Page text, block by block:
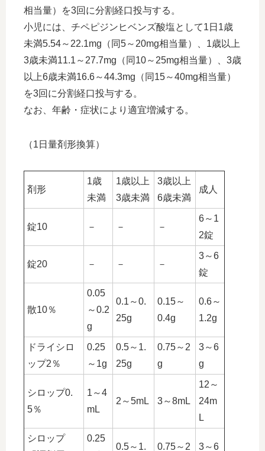
相当量）を3回に分割経口投与する。
小児には、チペピジンヒベンズ酸塩として1日1歳
未満5.54～22.1mg（同5～20mg相当量）、1歳以上
3歳未満11.1～27.7mg（同10～25mg相当量）、3歳
以上6歳未満16.6～44.3mg（同15～40mg相当量）
を3回に分割経口投与する。
なお、年齢・症状により適宜増減する。
（1日量剤形換算）
剤形
1歳
未満
1歳以上
3歳未満
3歳以上
6歳未満
成人
錠10 － － －
6～1
2錠
錠20 － － －
3～6
錠
散10％
0.05
～0.2
g
0.1～0.
25g
0.15～
0.4g
0.6～
1.2g
ドライシロ
ップ2％
0.25
～1g
0.5～1.
25g
0.75～2
g
3～6
g
シロップ0.
5％
1～4
mL
2～5mL 3～8mL
12～
24m
L
シロップ
0.25
0.5～1.
0.75～2
3～6